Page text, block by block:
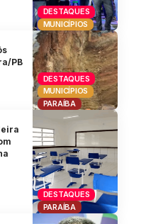
DESTAQUES
MUNICÍPIOS
DESTAQUES
MUNICÍPIOS
PARAÍBA
PB
DESTAQUES
PARAÍBA